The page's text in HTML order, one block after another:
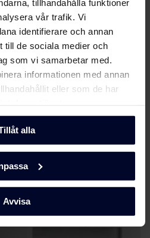
tillhandahålla funktioner
vår trafik. Vi
identifierare och annan
till de sociala medier och
som vi samarbetar med.
informationen med annan
eller som de har
alla
Avvisa
Ladda ner
(DK)
(NO)
Ladda ner
(SV)
Gram